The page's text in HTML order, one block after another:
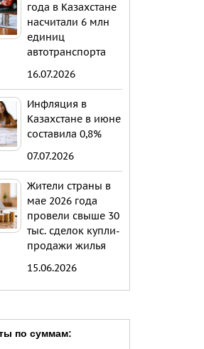
года в Казахстане
насчитали 6 млн
единиц
автотранспорта
16.07.2026
Инфляция в
Казахстане в июне
составила 0,8%
07.07.2026
Жители страны в
мае 2026 года
провели свыше 30
тыс. сделок купли-
продажи жилья
15.06.2026
по суммам: